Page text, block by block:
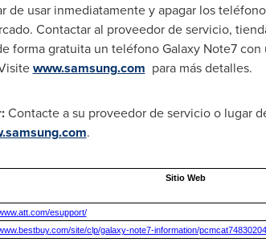
de usar inmediatamente y apagar los
Contactar al proveedor de servicio,
forma gratuita un teléfono Galaxy Note7
www.samsung.com para más detalles.
Contacte a su proveedor de servicio o lugar
.
Sitio Web
esupport/
site/clp/galaxy-note7-information/